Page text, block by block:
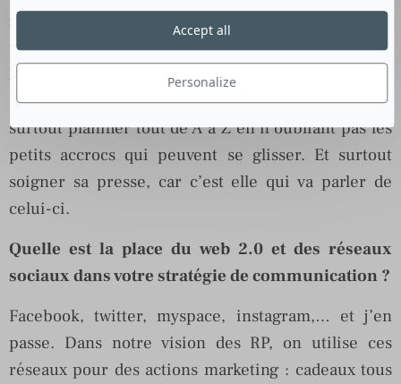
idées !… Ensuite, après il faut définir avec le
marketing où devra se passer l’événement ou le
lancement.
Pour réaliser un bon événement il faut savoir
surtout planifier tout de A à Z en n’oubliant pas les
petits accrocs qui peuvent se glisser. Et surtout
soigner sa presse, car c’est elle qui va parler de
celui-ci.
Quelle est la place du web 2.0 et des réseaux
sociaux dans votre stratégie de communication ?
Facebook, twitter, myspace, instagram,… et j’en
passe. Dans notre vision des RP, on utilise ces
réseaux pour des actions marketing : cadeaux tous
Personalize
Accept all